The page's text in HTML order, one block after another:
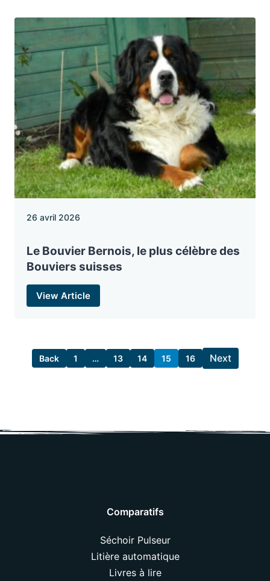
26 avril 2026
Le Bouvier Bernois, le plus célèbre des
Bouviers suisses
View Article
Back 1 … 13 14 15 16 Next
Comparatifs
Séchoir Pulseur
Litière automatique
Livres à lire